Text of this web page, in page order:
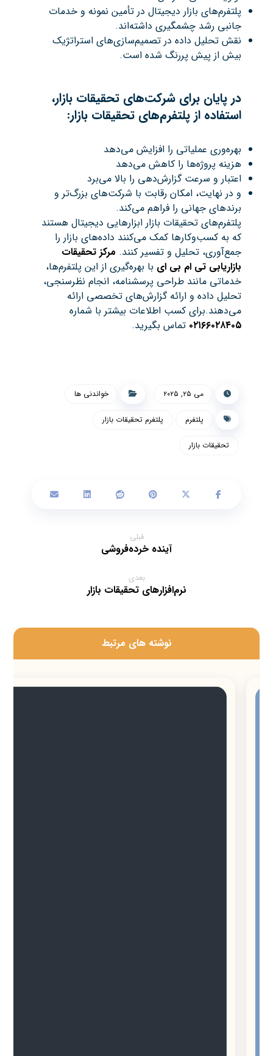
پلتفرم‌های بازار دیجیتال در تأمین نمونه و خدمات
جانبی رشد چشمگیری داشته‌اند.
نقش تحلیل داده در تصمیم‌سازی‌های استراتژیک
بیش از پیش پررنگ شده است.
در پایان برای شرکت‌های تحقیقات بازار،
استفاده از پلتفرم‌های تحقیقات بازار:
بهره‌وری عملیاتی را افزایش می‌دهد
هزینه پروژه‌ها را کاهش می‌دهد
اعتبار و سرعت گزارش‌دهی را بالا می‌برد
و در نهایت، امکان رقابت با شرکت‌های بزرگ‌تر و
برندهای جهانی را فراهم می‌کند.
پلتفرم‌های تحقیقات بازار ابزارهایی دیجیتال هستند
که به کسب‌وکارها کمک می‌کنند داده‌های بازار را
جمع‌آوری، تحلیل و تفسیر کنند. مرکز تحقیقات
بازاریابی تی ام بی ای با بهره‌گیری از این پلتفرم‌ها،
خدماتی مانند طراحی پرسشنامه، انجام نظرسنجی،
تحلیل داده و ارائه گزارش‌های تخصصی ارائه
می‌دهند.برای کسب اطلاعات بیشتر با شماره
۰۲۱۶۶۰۲۸۴۰۵ تماس بگیرید.
می ۲۵, ۲۰۲۵ خواندنی ها
پلتفرم پلتفرم تحقیقات بازار
تحقیقات بازار
قبلی
آینده خرده‌فروشی
بعدی
نرم‌افزارهای تحقیقات بازار
‫نوشته های مرتبط